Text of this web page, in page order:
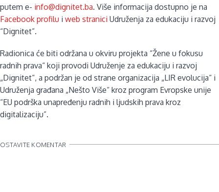
putem e- info@dignitet.ba. Više informacija dostupno je na
Facebook profilu i web stranici Udruženja za edukaciju i razvoj
“Dignitet”.
Radionica će biti održana u okviru projekta “Žene u fokusu
radnih prava“ koji provodi Udruženje za edukaciju i razvoj
„Dignitet“, a podržan je od strane organizacija „LIR evolucija“ i
Udruženja građana „Nešto Više“ kroz program Evropske unije
“EU podrška unapređenju radnih i ljudskih prava kroz
digitalizaciju”.
OSTAVITE KOMENTAR